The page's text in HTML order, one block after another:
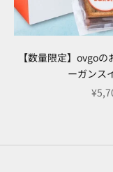
【数量限定】ovgo
ーガンス
セー